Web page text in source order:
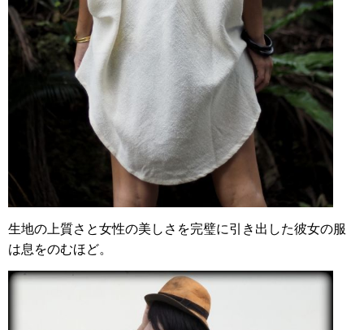
生地の上質さと女性の美しさを完璧に引き出した彼女の服
は息をのむほど。